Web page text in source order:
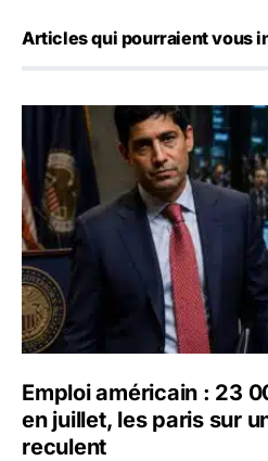
Articles qui pourraient vous
Emploi américain : 23 000
Emploi américain : 23
en juillet, les paris sur
reculent